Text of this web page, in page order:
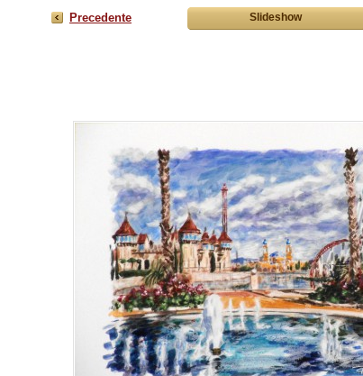
Precedente Slideshow